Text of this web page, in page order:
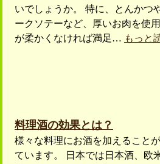
いでしょうか。 特に、とんかつ
ークソテーなど、厚いお肉を使
が柔かくなければ満足… もっと
料理酒の効果とは？
様々な料理にお酒を加えること
ています。 日本では日本酒、欧